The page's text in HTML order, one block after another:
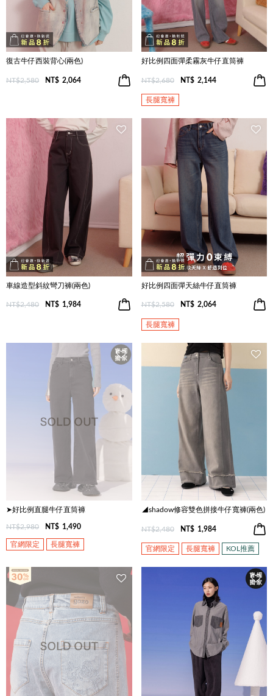
復古牛仔西裝背心(兩色)
NT$2,580 NT$ 2,064
好比例四面彈柔霧灰牛仔直筒褲
NT$2,680 NT$ 2,144
長腿寬褲
車線造型斜紋彎刀褲(兩色)
NT$2,480 NT$ 1,984
好比例四面彈天絲牛仔直筒褲
NT$2,580 NT$ 2,064
長腿寬褲
➤好比例直腿牛仔直筒褲
NT$2,980 NT$ 1,490
官網限定 長腿寬褲
◢shadow修容雙色拼接牛仔寬褲(兩色)
NT$2,480 NT$ 1,984
官網限定 長腿寬褲 KOL推薦